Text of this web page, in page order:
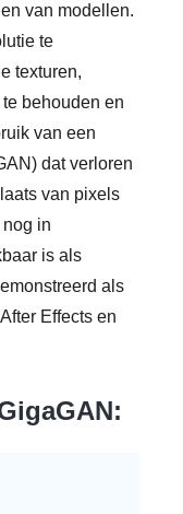
van modellen.
te
texturen,
behouden en
van een
dat verloren
van pixels
in
is als
als
Effects en